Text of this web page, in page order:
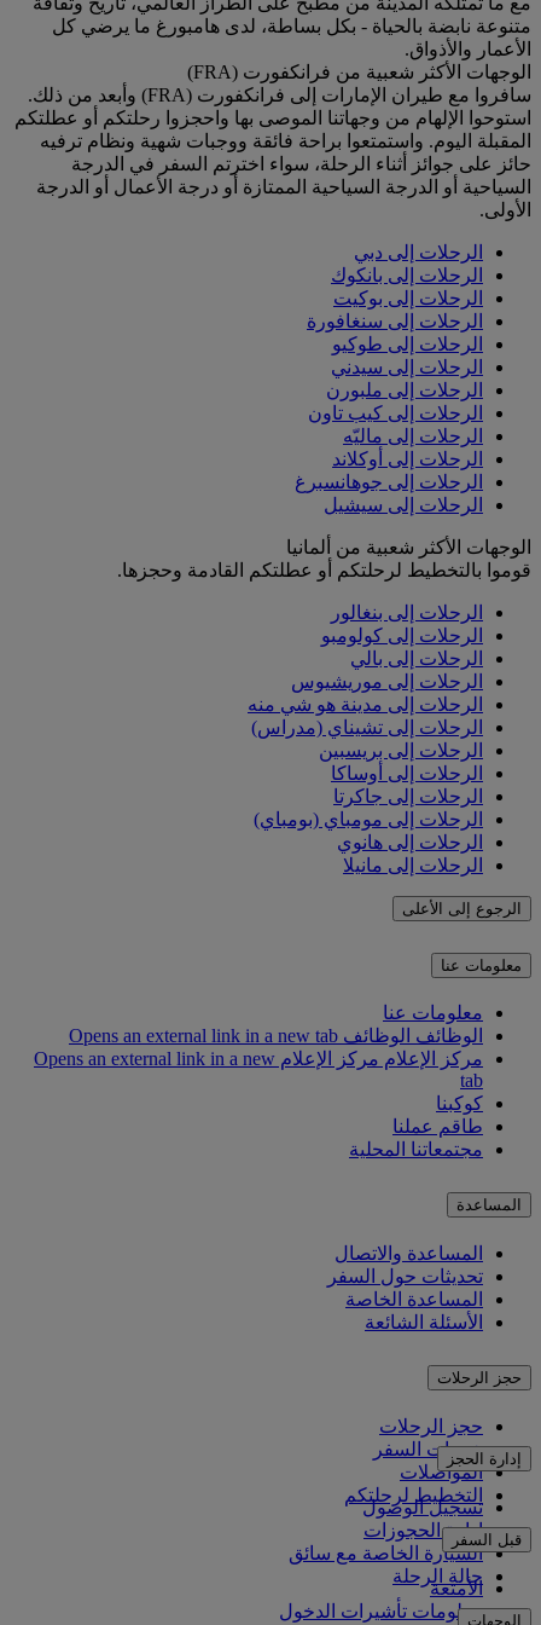
متنوعة نابضة بالحياة - بكل بساطة، لدى هامبورغ ما يرضي كل
الأعمار والأذواق.
الوجهات الأكثر شعبية من فرانكفورت (FRA)
سافروا مع طيران الإمارات إلى فرانكفورت (FRA) وأبعد من ذلك.
استوحوا الإلهام من وجهاتنا الموصى بها واحجزوا رحلتكم أو عطلتكم
المقبلة اليوم. واستمتعوا براحة فائقة ووجبات شهية ونظام ترفيه
حائز على جوائز أثناء الرحلة، سواء اخترتم السفر في الدرجة
السياحية أو الدرجة السياحية الممتازة أو درجة الأعمال أو الدرجة
الأولى.
الرحلات إلى دبي
الرحلات إلى بانكوك
الرحلات إلى بوكيت
الرحلات إلى سنغافورة
الرحلات إلى طوكيو
الرحلات إلى سيدني
الرحلات إلى ملبورن
الرحلات إلى كيب تاون
الرحلات إلى ماليّه
الرحلات إلى أوكلاند
الرحلات إلى جوهانسبرغ
الرحلات إلى سيشيل
الوجهات الأكثر شعبية من ألمانيا
قوموا بالتخطيط لرحلتكم أو عطلتكم القادمة وحجزها.
الرحلات إلى بنغالور
الرحلات إلى كولومبو
الرحلات إلى بالي
الرحلات إلى موريشيوس
الرحلات إلى مدينة هو شي منه
الرحلات إلى تشيناي (مدراس)
الرحلات إلى بريسبين
الرحلات إلى أوساكا
الرحلات إلى جاكرتا
الرحلات إلى مومباي (بومباي)
الرحلات إلى هانوي
الرحلات إلى مانيلا
الرجوع إلى الأعلى
معلومات عنا
معلومات عنا
الوظائف الوظائف Opens an external link in a new tab
مركز الإعلام
مركز الإعلام Opens an external link in a new
tab
كوكبنا
طاقم عملنا
مجتمعاتنا المحلية
المساعدة
المساعدة والاتصال
تحديثات حول السفر
المساعدة الخاصة
الأسئلة الشائعة
حجز الرحلات
حجز الرحلات
خدمات السفر
المواصلات
التخطيط لرحلتكم
إدارة الحجز
تسجيل الوصول
إدارة الحجوزات
السيارة الخاصة مع سائق
حالة الرحلة
قبل السفر
الأمتعة
معلومات تأشيرات الدخولالوجهات